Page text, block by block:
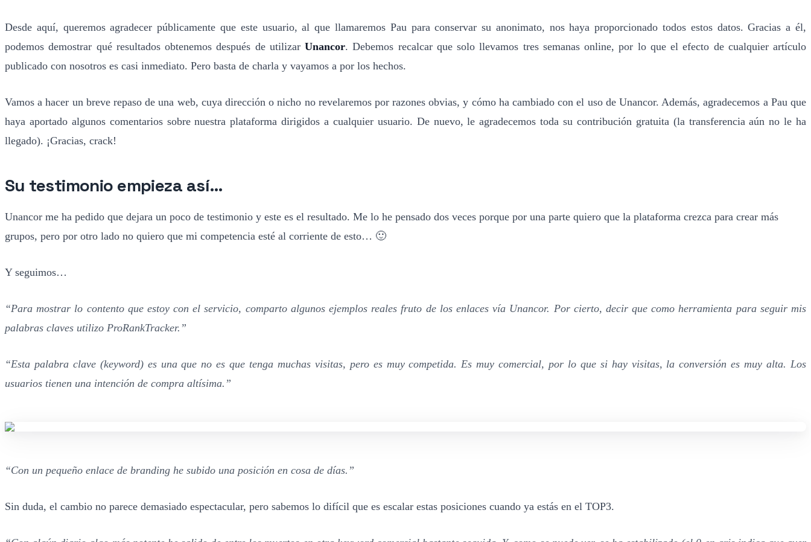
Desde aquí, queremos agradecer públicamente que este usuario, al que llamaremos Pau para conservar su anonimato, nos haya proporcionado todos estos datos. Gracias a él,
podemos demostrar qué resultados obtenemos después de utilizar Unancor. Debemos recalcar que solo llevamos tres semanas online, por lo que el efecto de cualquier artículo
publicado con nosotros es casi inmediato. Pero basta de charla y vayamos a por los hechos.
Vamos a hacer un breve repaso de una web, cuya dirección o nicho no revelaremos por razones obvias, y cómo ha cambiado con el uso de Unancor. Además, agradecemos a Pau que
haya aportado algunos comentarios sobre nuestra plataforma dirigidos a cualquier usuario. De nuevo, le agradecemos toda su contribución gratuita (la transferencia aún no le ha
llegado). ¡Gracias, crack!
Su testimonio empieza así…
Unancor me ha pedido que dejara un poco de testimonio y este es el resultado. Me lo he pensado dos veces porque por una parte quiero que la plataforma crezca para crear más
grupos, pero por otro lado no quiero que mi competencia esté al corriente de esto… 🙂
Y seguimos…
“Para mostrar lo contento que estoy con el servicio, comparto algunos ejemplos reales fruto de los enlaces vía Unancor. Por cierto, decir que como herramienta para seguir mis
palabras claves utilizo ProRankTracker.”
“Esta palabra clave (keyword) es una que no es que tenga muchas visitas, pero es muy competida. Es muy comercial, por lo que si hay visitas, la conversión es muy alta. Los
usuarios tienen una intención de compra altísima.”
“Con un pequeño enlace de branding he subido una posición en cosa de días.”
Sin duda, el cambio no parece demasiado espectacular, pero sabemos lo difícil que es escalar estas posiciones cuando ya estás en el TOP3.